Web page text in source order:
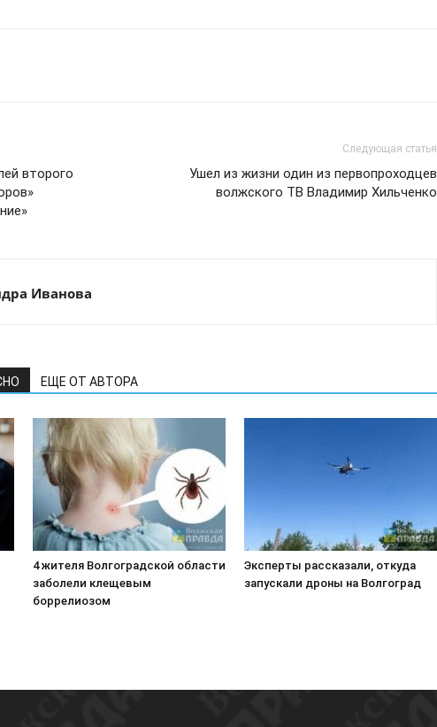
второго
Следующая статья
Ушел из жизни один из первопроходцев
волжского ТВ Владимир Хильченко
Иванова
ЕЩЕ ОТ АВТОРА
4 жителя Волгоградской области
заболели клещевым
боррелиозом
Эксперты рассказали, откуда
запускали дроны на Волгоград